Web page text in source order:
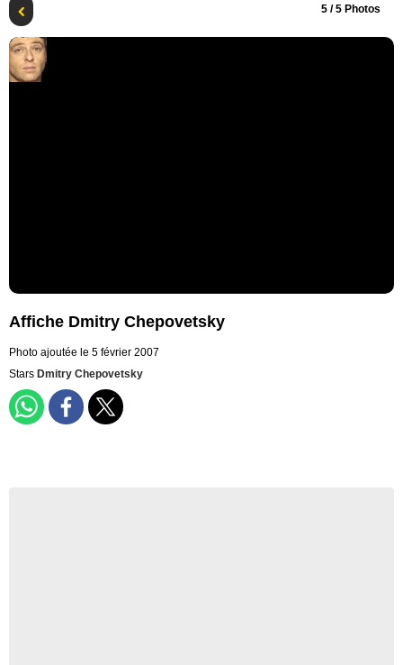
5 / 5 Photos
Affiche Dmitry Chepovetsky
Photo ajoutée le 5 février 2007
Stars Dmitry Chepovetsky